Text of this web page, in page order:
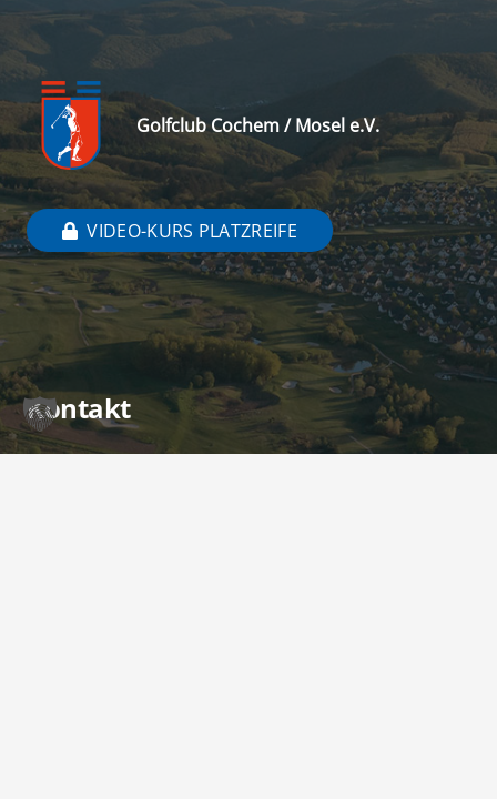
Golfclub Cochem / Mosel e.V.
VIDEO-KURS PLATZREIFE
Kontakt